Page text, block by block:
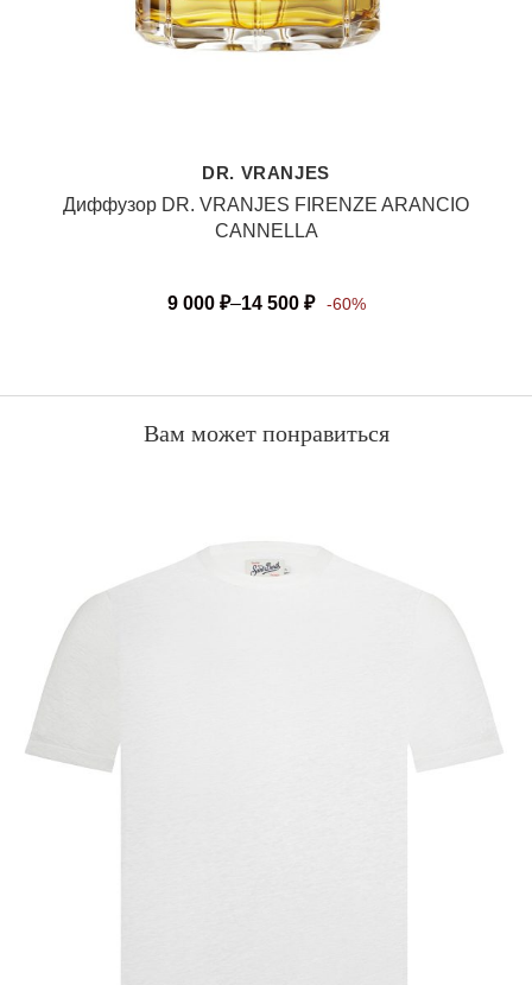
DR. VRANJES
Диффузор DR. VRANJES FIRENZE ARANCIO
CANNELLA
9 000 ₽–14 500 ₽ -60%
Вам может понравиться